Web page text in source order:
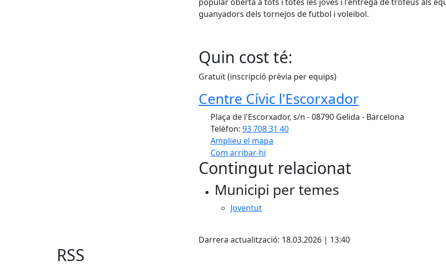
guanyadors dels tornejos de futbol i voleibol.
Quin cost té:
Gratuït (inscripció prèvia per equips)
Centre Cívic l'Escorxador
Plaça de l'Escorxador, s/n - 08790 Gelida - Barcelona
Telèfon: 93 708 31 40
Amplieu el mapa
Com arribar-hi
+
Contingut relacionat
Municipi per temes
Joventut
Darrera actualització: 18.03.2026 | 13:40
RSS